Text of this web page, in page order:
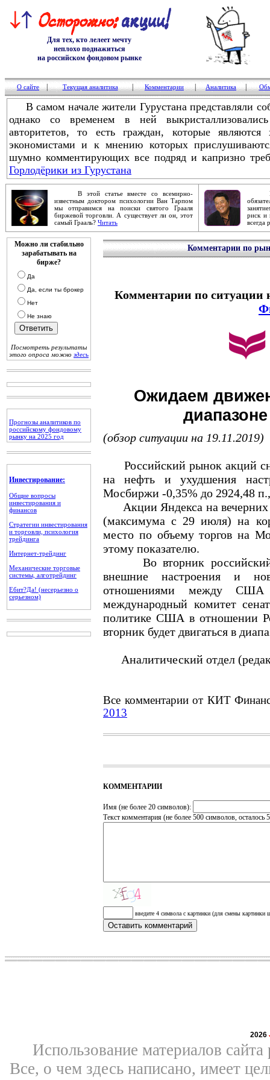
Для тех, кто лелеет мечту
неплохо поднажиться
на российском фондовом рынке
О сайте Текущая аналитика Комментарии Аналитика
В самом начале жители Гурустана представляли
однако со временем в ней
авторитетов, то есть граждан, которые являются
экономистами и к мнению которых
шумно комментирующих все подряд и капризно
Горлодёрики из Гурустана
В этой статье вместе со всемирно-
известным доктором психологии Ван Тарпом
мы отправимся на поиски святого Грааля
биржевой торговли. А существует ли он, этот
самый Грааль? Читать
риск и
всегда
Можно ли стабильно
зарабатывать на
бирже?
Да
Да, если ты брокер
Нет
Не знаю
Посмотреть результаты
этого опроса можно здесь
Прогнозы аналитиков по
российскому фондовому
рынку на 2025 год
Инвестирование:
Общие вопросы
инвестирования и
финансов
Стратегии инвестирования
и торговли, психология
трейдинга
Интернет-трейдинг
Механические торговые
системы, алготрейдинг
Ебит?Да! (несерьезно о
серьезном)
Комментарии по
Комментарии по ситуации
Ожидаем
(обзор ситуации на 19.11.2019)
Российский рынок акций
на нефть и ухудшения
Мосбиржи -0,35% до 2924,48
Акции Яндекса на вечерних
(максимума с 29 июля) на
место по объему торгов на
этому показателю.
Во вторник российский
внешние настроения и
отношениями между
международный комитет
политике США в отношении
вторник будет двигаться в
Аналитический отдел
Все комментарии от КИТ
2013
КОММЕНТАРИИ
Имя (не более 20 символов):
Текст комментария (не более 500 символов, осталось
введите 4 символа с картинки (для смены картинки
2026
Использование материалов
Все, о чем здесь написано, имеет